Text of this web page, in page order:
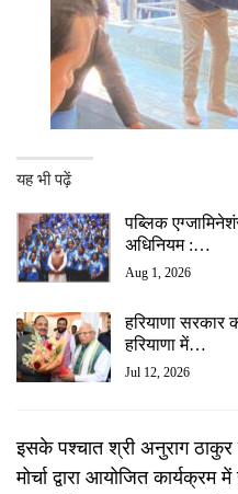
यह भी पढ़ें
पब्लिक
अधिनियम :…
Aug 1, 2026
हरियाणा सरकार
हरियाणा में…
Jul 12, 2026
इसके पश्चात श्री अनुराग
मोर्चा द्वारा आयोजित